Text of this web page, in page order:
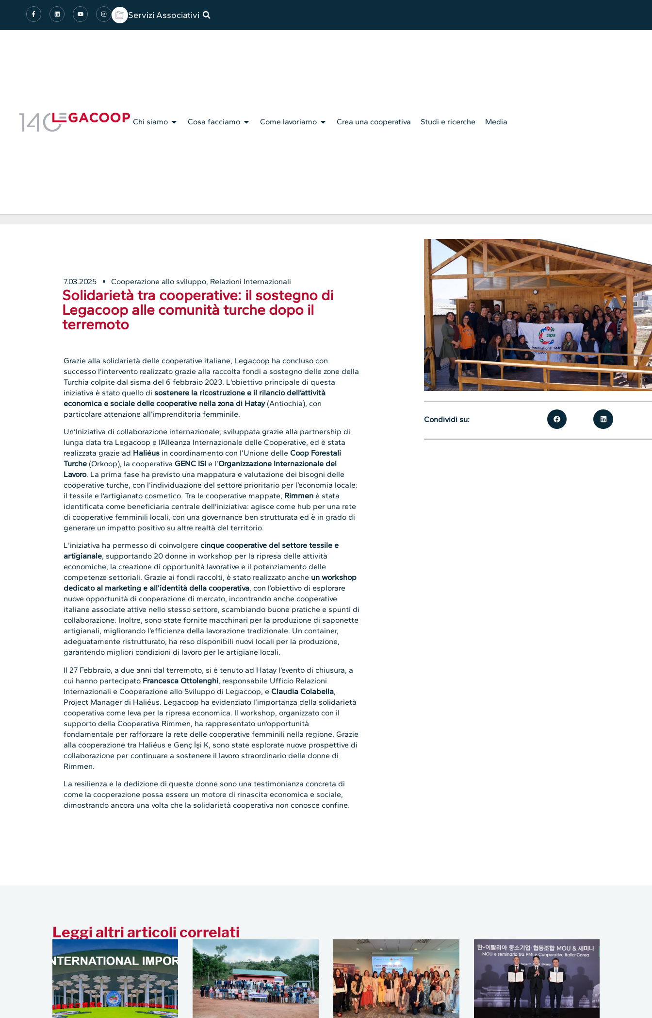
Servizi Associativi
Chi siamo Cosa facciamo Come lavoriamo Crea una cooperativa Studi e ricerche Media
7.03.2025 Cooperazione allo sviluppo, Relazioni Internazionali
Solidarietà tra cooperative: il sostegno di
Legacoop alle comunità turche dopo il
terremoto
Grazie alla solidarietà delle cooperative italiane, Legacoop ha concluso con
successo l’intervento realizzato grazie alla raccolta fondi a sostegno delle zone della
Turchia colpite dal sisma del 6 febbraio 2023. L’obiettivo principale di questa
iniziativa è stato quello di sostenere la ricostruzione e il rilancio dell’attività
economica e sociale delle cooperative nella zona di Hatay (Antiochia), con
particolare attenzione all’imprenditoria femminile.
Un’Iniziativa di collaborazione internazionale, sviluppata grazie alla partnership di
lunga data tra Legacoop e l’Alleanza Internazionale delle Cooperative, ed è stata
realizzata grazie ad Haliéus in coordinamento con l’Unione delleCoop Forestali
Turche (Orkoop), la cooperativaGENC ISIe l’Organizzazione Internazionale del
Lavoro. La prima fase ha previsto una mappatura e valutazione dei bisogni delle
cooperative turche, con l’individuazione del settore prioritario per l’economia locale:
il tessile e l’artigianato cosmetico. Tra le cooperative mappate, Rimmen è stata
identificata come beneficiaria centrale dell’iniziativa: agisce come hub per una rete
di cooperative femminili locali, con una governance ben strutturata ed è in grado di
generare un impatto positivo su altre realtà del territorio.
L’iniziativa ha permesso di coinvolgerecinque cooperative del settore tessile e
artigianale, supportando 20 donne in workshop per la ripresa delle attività
economiche, la creazione di opportunità lavorative e il potenziamento delle
competenze settoriali. Grazie ai fondi raccolti, è stato realizzato anche un workshop
dedicato al marketing e all’identità della cooperativa, con l’obiettivo di esplorare
nuove opportunità di cooperazione di mercato, incontrando anche cooperative
italiane associate attive nello stesso settore, scambiando buone pratiche e spunti di
collaborazione. Inoltre, sono state fornite macchinari per la produzione di saponette
artigianali, migliorando l’efficienza della lavorazione tradizionale. Un container,
adeguatamente ristrutturato, ha reso disponibili nuovi locali per la produzione,
garantendo migliori condizioni di lavoro per le artigiane locali.
Il 27 Febbraio, a due anni dal terremoto, si è tenuto ad Hatay l’evento di chiusura, a
cui hanno partecipato Francesca Ottolenghi, responsabile Ufficio Relazioni
Internazionali e Cooperazione allo Sviluppo di Legacoop, eClaudia Colabella,
Project Manager di Haliéus. Legacoop ha evidenziato l’importanza della solidarietà
cooperativa come leva per la ripresa economica. Il workshop, organizzato con il
supporto della Cooperativa Rimmen, ha rappresentato un’opportunità
fondamentale per rafforzare la rete delle cooperative femminili nella regione. Grazie
alla cooperazione tra Haliéus e Genç İşi K, sono state esplorate nuove prospettive di
collaborazione per continuare a sostenere il lavoro straordinario delle donne di
Rimmen.
La resilienza e la dedizione di queste donne sono una testimonianza concreta di
come la cooperazione possa essere un motore di rinascita economica e sociale,
dimostrando ancora una volta che la solidarietà cooperativa non conosce confine.
Condividi su:
Leggi altri articoli correlati